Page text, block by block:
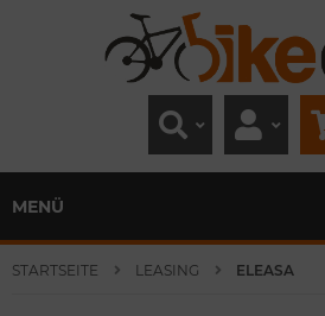
MENÜ
STARTSEITE LEASING ELEASA